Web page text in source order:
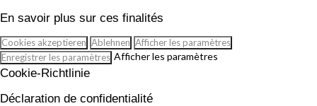
En savoir plus sur ces finalités
Cookies akzeptieren Ablehnen Afficher les paramètres
Enregistrer les paramètres Afficher les paramètres
Cookie-Richtlinie
Déclaration de confidentialité